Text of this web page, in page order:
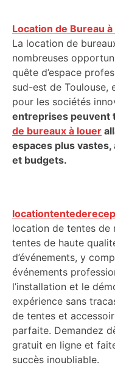
Location de Bureau à
La location de
nombreuses
quête d’espace
sud-est de Toulouse,
pour les sociétés
entreprises peuvent
de bureaux à louer
espaces plus
et budgets.
location de tentes de
tentes de haute
d’événements, y
événements
l’installation et le
expérience sans
de tentes et
parfaite. Demandez
gratuit en ligne et
succès inoubliable.